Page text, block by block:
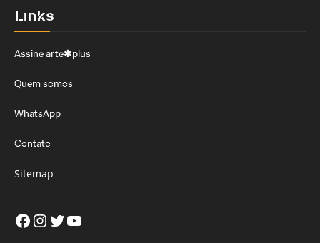
Links
Assine arte✱plus
Quem somos
WhatsApp
Contato
Sitemap
Facebook
Instagram
Twitter
Youtube